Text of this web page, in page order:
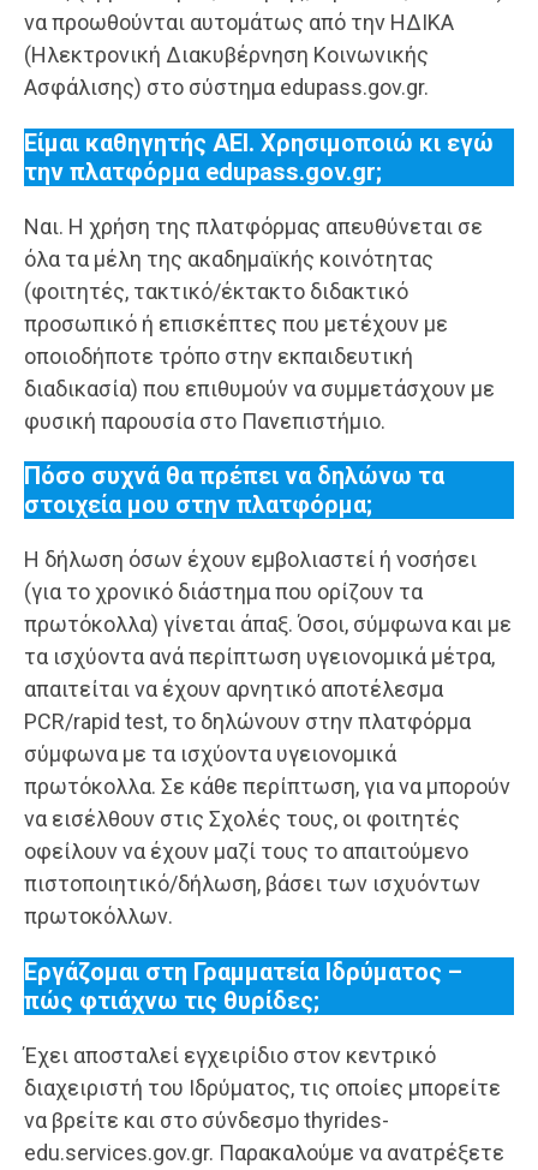
να προωθούνται αυτομάτως από την ΗΔΙΚΑ
(Ηλεκτρονική Διακυβέρνηση Κοινωνικής
Ασφάλισης) στο σύστημα edupass.gov.gr.
Είμαι καθηγητής ΑΕΙ. Χρησιμοποιώ κι εγώ
την πλατφόρμα edupass.gov.gr;
Ναι. Η χρήση της πλατφόρμας απευθύνεται σε
όλα τα μέλη της ακαδημαϊκής κοινότητας
(φοιτητές, τακτικό/έκτακτο διδακτικό
προσωπικό ή επισκέπτες που μετέχουν με
οποιοδήποτε τρόπο στην εκπαιδευτική
διαδικασία) που επιθυμούν να συμμετάσχουν με
φυσική παρουσία στο Πανεπιστήμιο.
Πόσο συχνά θα πρέπει να δηλώνω τα
στοιχεία μου στην πλατφόρμα;
Η δήλωση όσων έχουν εμβολιαστεί ή νοσήσει
(για το χρονικό διάστημα που ορίζουν τα
πρωτόκολλα) γίνεται άπαξ. Όσοι, σύμφωνα και με
τα ισχύοντα ανά περίπτωση υγειονομικά μέτρα,
απαιτείται να έχουν αρνητικό αποτέλεσμα
PCR/rapid test, το δηλώνουν στην πλατφόρμα
σύμφωνα με τα ισχύοντα υγειονομικά
πρωτόκολλα. Σε κάθε περίπτωση, για να μπορούν
να εισέλθουν στις Σχολές τους, οι φοιτητές
οφείλουν να έχουν μαζί τους το απαιτούμενο
πιστοποιητικό/δήλωση, βάσει των ισχυόντων
πρωτοκόλλων.
Εργάζομαι στη Γραμματεία Ιδρύματος –
πώς φτιάχνω τις θυρίδες;
Έχει αποσταλεί εγχειρίδιο στον κεντρικό
διαχειριστή του Ιδρύματος, τις οποίες μπορείτε
να βρείτε και στο σύνδεσμο thyrides-
edu.services.gov.gr. Παρακαλούμε να ανατρέξετε